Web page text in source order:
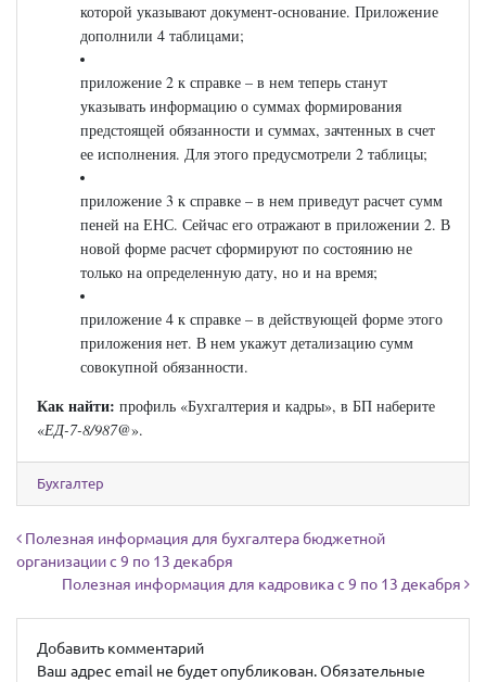
которой указывают документ-основание. Приложение
дополнили 4 таблицами;
приложение 2 к справке – в нем теперь станут
указывать информацию о суммах формирования
предстоящей обязанности и суммах, зачтенных в счет
ее исполнения. Для этого предусмотрели 2 таблицы;
приложение 3 к справке – в нем приведут расчет сумм
пеней на ЕНС. Сейчас его отражают в приложении 2. В
новой форме расчет сформируют по состоянию не
только на определенную дату, но и на время;
приложение 4 к справке – в действующей форме этого
приложения нет. В нем укажут детализацию сумм
совокупной обязанности.
Как найти: профиль «Бухгалтерия и кадры», в БП наберите
«ЕД-7-8/987@».
Бухгалтер
Навигация по записям
Полезная информация для бухгалтера бюджетной
организации с 9 по 13 декабря
Полезная информация для кадровика с 9 по 13 декабря
Добавить комментарий
Ваш адрес email не будет опубликован. Обязательные